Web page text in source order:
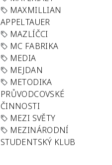
MAXMILLIAN
APPELTAUER
MAZLÍČCI
MC FABRIKA
MEDIA
MEJDAN
METODIKA
PRŮVODCOVSKÉ
ČINNOSTI
MEZI SVĚTY
MEZINÁRODNÍ
STUDENTSKÝ KLUB